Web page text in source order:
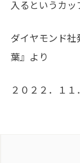
入るというカッ
ダイヤモンド
葉』より
２０２２．１１